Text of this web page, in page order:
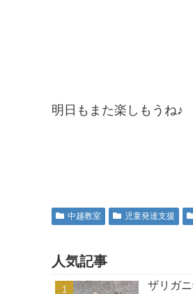
明日もまた楽しもうね♪
中越教室 児童発達支援
人気記事
ザリガニ